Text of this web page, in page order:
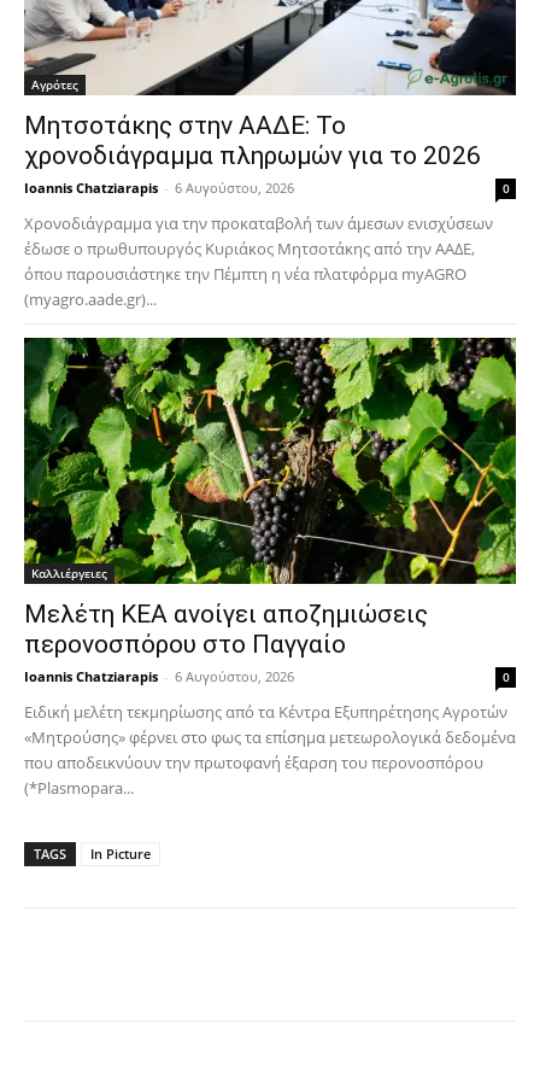
Αγρότες
Μητσοτάκης στην ΑΑΔΕ: Το
χρονοδιάγραμμα πληρωμών για το 2026
Ioannis Chatziarapis - 6 Αυγούστου, 2026 0
Χρονοδιάγραμμα για την προκαταβολή των άμεσων ενισχύσεων
έδωσε ο πρωθυπουργός Κυριάκος Μητσοτάκης από την ΑΑΔΕ,
όπου παρουσιάστηκε την Πέμπτη η νέα πλατφόρμα myAGRO
(myagro.aade.gr)...
Καλλιέργειες
Μελέτη ΚΕΑ ανοίγει αποζημιώσεις
περονοσπόρου στο Παγγαίο
Ioannis Chatziarapis - 6 Αυγούστου, 2026 0
Ειδική μελέτη τεκμηρίωσης από τα Κέντρα Εξυπηρέτησης Αγροτών
«Μητρούσης» φέρνει στο φως τα επίσημα μετεωρολογικά δεδομένα
που αποδεικνύουν την πρωτοφανή έξαρση του περονοσπόρου
(*Plasmopara...
TAGS In Picture